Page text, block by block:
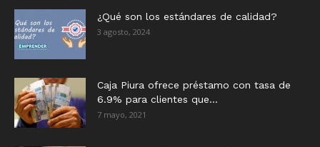
¿Qué son los estándares de calidad?
3 agosto, 2024
Caja Piura ofrece préstamo con tasa de
6.9% para clientes que...
7 mayo, 2021